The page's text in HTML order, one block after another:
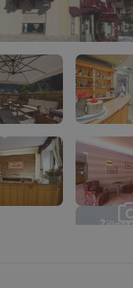
Žiūrėti